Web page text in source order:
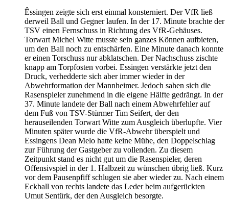
Êssingen zeigte sich erst einmal konsterniert. Der VfR ließ
derweil Ball und Gegner laufen. In der 17. Minute brachte der
TSV einen Fernschuss in Richtung des VfR-Gehäuses.
Torwart Michel Witte musste sein ganzes Können aufbieten,
um den Ball noch zu entschärfen. Eine Minute danach konnte
er einen Torschuss nur abklatschen. Der Nachschuss zischte
knapp am Torpfosten vorbei. Essingen verstärkte jetzt den
Druck, verhedderte sich aber immer wieder in der
Abwehrformation der Mannheimer. Jedoch sahen sich die
Rasenspieler zunehmend in die eigene Hälfte gedrängt. In der
37. Minute landete der Ball nach einem Abwehrfehler auf
dem Fuß von TSV-Stürmer Tim Seifert, der den
herauseilenden Torwart Witte zum Ausgleich überlupfte. Vier
Minuten später wurde die VfR-Abwehr überspielt und
Essingens Dean Melo hatte keine Mühe, den Doppelschlag
zur Führung der Gastgeber zu vollenden. Zu diesem
Zeitpunkt stand es nicht gut um die Rasenspieler, deren
Offensivspiel in der 1. Halbzeit zu wünschen übrig ließ. Kurz
vor dem Pausenpfiff schlugen sie aber wieder zu. Nach einem
Eckball von rechts landete das Leder beim aufgerückten
Umut Sentürk, der den Ausgleich besorgte.